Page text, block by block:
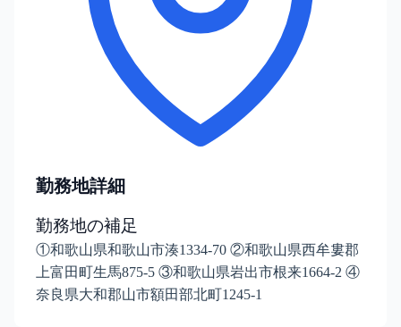
勤務地詳細
勤務地の補足
①和歌山県和歌山市湊1334-70 ②和歌山県西牟婁郡
上富田町生馬875-5 ③和歌山県岩出市根来1664-2 ④
奈良県大和郡山市額田部北町1245-1